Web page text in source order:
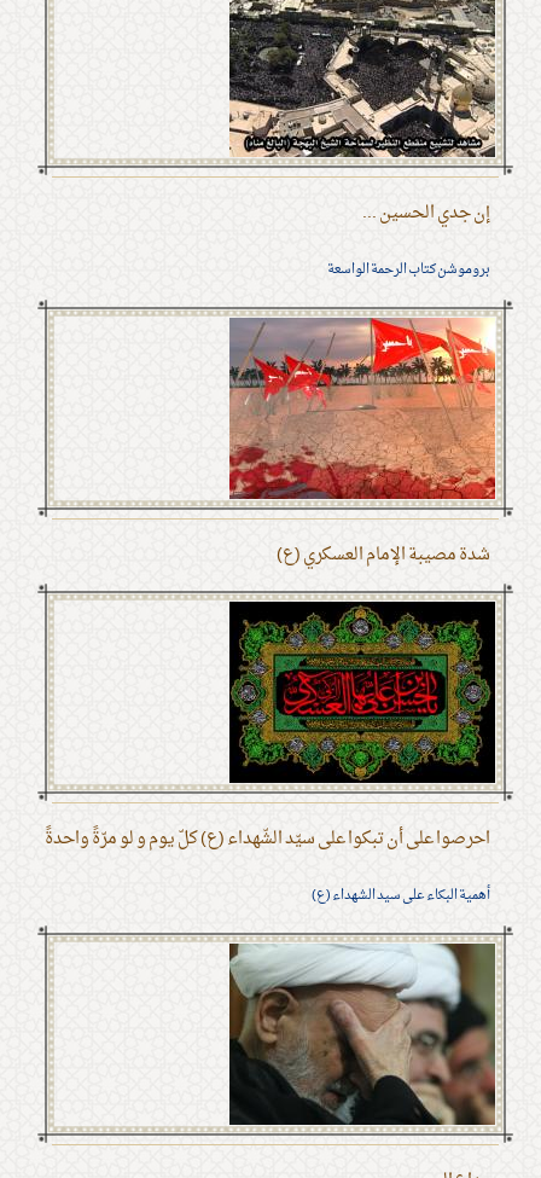
إن جدي الحسين ...
بروموشن كتاب الرحمة الواسعة
شدة مصيبة الإمام العسكري (ع)
احرصوا على أن تبكوا على سيّد الشّهداء (ع) كلّ يوم و لو مرّةً واحدةً
أهمية البكاء على سيد الشهداء (ع)